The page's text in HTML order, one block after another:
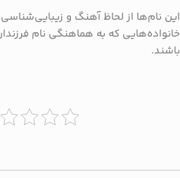
این نام‌ها از لحاظ آهنگ و
خانواده‌هایی که به هماهنگی نام
باشند.